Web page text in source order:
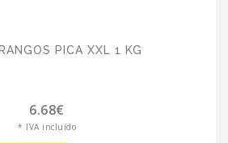
PICA XXL 1 KG
6.68€
* IVA incluído